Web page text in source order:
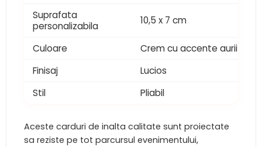
Suprafata
personalizabila
10,5 x 7 cm
Culoare
Crem cu accente aurii
Finisaj
Lucios
Stil
Pliabil
Aceste carduri de inalta calitate sunt proiectate
sa reziste pe tot parcursul evenimentului,